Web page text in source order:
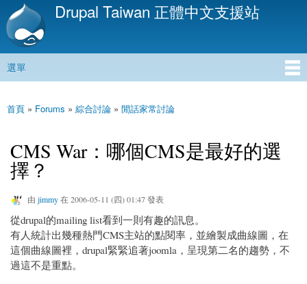
移
內
Drupal Taiwan 正體中文支援站
主選單
選單
您在這裡
首頁 » Forums » 綜合討論 » 閒話家常討論
CMS War：哪個CMS是最好的選
擇？
由 jimmy在 2006-05-11 (四) 01:47 發表
從drupal的mailing list看到一則有趣的訊息。
有人統計出幾種熱門CMS主站的點閱率，並繪製成曲線圖，在
這個曲線圖裡，drupal緊緊追著joomla，呈現第二名的趨勢，不
過這不是重點。